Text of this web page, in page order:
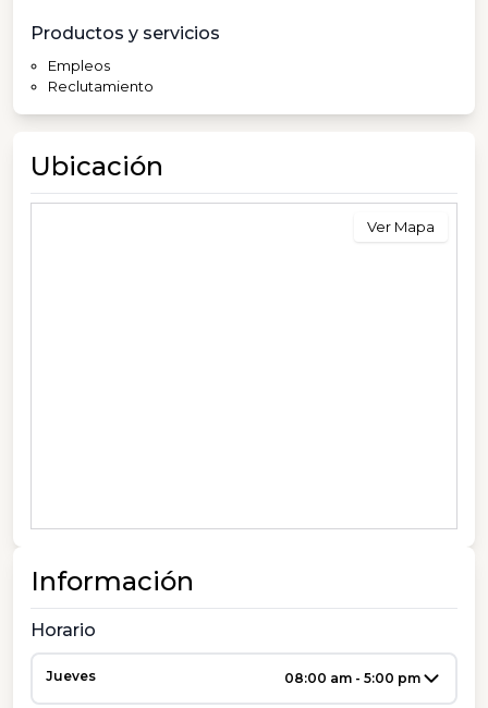
Productos y servicios
Empleos
Reclutamiento
Ubicación
Ver Mapa
Información
Horario
Jueves 08:00 am - 5:00 pm